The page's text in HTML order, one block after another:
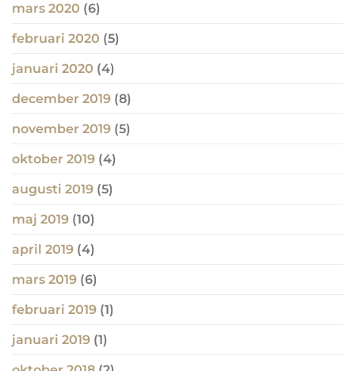
mars 2020 (6)
februari 2020 (5)
januari 2020 (4)
december 2019 (8)
november 2019 (5)
oktober 2019 (4)
augusti 2019 (5)
maj 2019 (10)
april 2019 (4)
mars 2019 (6)
februari 2019 (1)
januari 2019 (1)